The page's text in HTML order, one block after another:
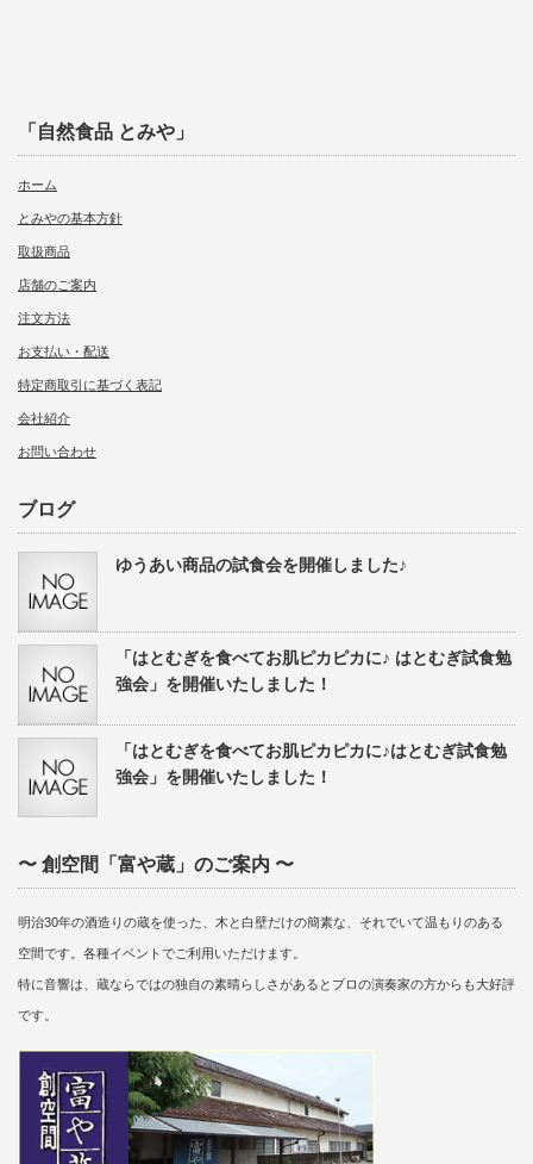
「自然食品 とみや」
ホーム
とみやの基本方針
取扱商品
店舗のご案内
注文方法
お支払い・配送
特定商取引に基づく表記
会社紹介
お問い合わせ
ブログ
ゆうあい商品の試食会を開催しました♪
「はとむぎを食べてお肌ピカピカに♪ はとむぎ試食勉
強会」を開催いたしました！
「はとむぎを食べてお肌ピカピカに♪はとむぎ試食勉
強会」を開催いたしました！
〜 創空間「富や蔵」のご案内 〜
明治30年の酒造りの蔵を使った、木と白壁だけの簡素な、それでいて温もりのある
空間です。各種イベントでご利用いただけます。
特に音響は、蔵ならではの独自の素晴らしさがあるとプロの演奏家の方からも大好評
です。